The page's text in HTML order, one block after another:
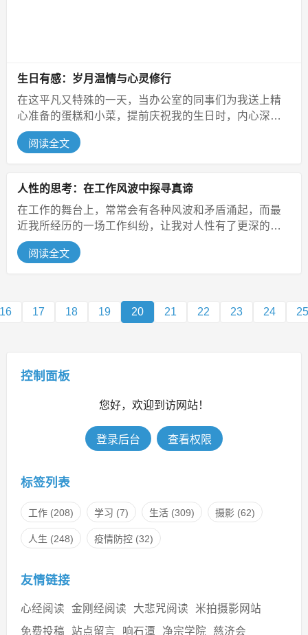
生日有感：岁月温情与心灵修行
在这平凡又特殊的一天，当办公室的同事们为我送上精
心准备的蛋糕和小菜，提前庆祝我的生日时，内心深处
那柔软的角落被深深触动。这温馨的...
阅读全文
人性的思考：在工作风波中探寻真谛
在工作的舞台上，常常会有各种风波和矛盾涌起，而最
近我所经历的一场工作纠纷，让我对人性有了更深的思
考。 科主任因为国产系统工程师...
阅读全文
17 18 19 20 21 22 23 24 25
控制面板
您好，欢迎到访网站！
登录后台 查看权限
标签列表
工作(208) 学习 (7) 生活(309) 摄影(62)
人生 (248) 疫情防控(32)
友情链接
心经阅读 金刚经阅读 大悲咒阅读
米拍摄影网站
免费投稿
站点留言 响石潭 净宗学院 慈济会